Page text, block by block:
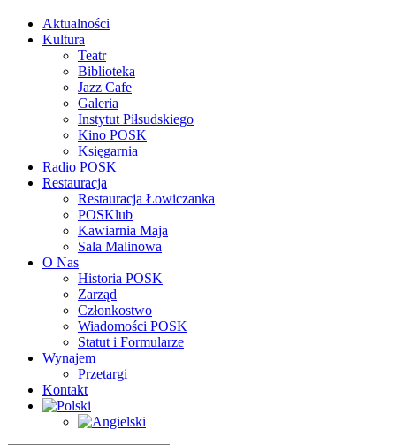
Aktualności
Kultura
Teatr
Biblioteka
Jazz Cafe
Galeria
Instytut Piłsudskiego
Kino POSK
Księgarnia
Radio POSK
Restauracja
Restauracja Łowiczanka
POSKlub
Kawiarnia Maja
Sala Malinowa
O Nas
Historia POSK
Zarząd
Członkostwo
Wiadomości POSK
Statut i Formularze
Wynajem
Przetargi
Kontakt